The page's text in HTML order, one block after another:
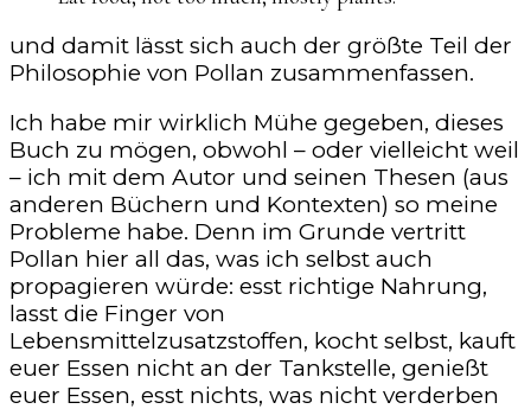
und damit lässt sich auch der größte Teil der
Philosophie von Pollan zusammenfassen.
Ich habe mir wirklich Mühe gegeben, dieses
Buch zu mögen, obwohl – oder vielleicht weil
– ich mit dem Autor und seinen Thesen (aus
anderen Büchern und Kontexten) so meine
Probleme habe. Denn im Grunde vertritt
Pollan hier all das, was ich selbst auch
propagieren würde: esst richtige Nahrung,
lasst die Finger von
Lebensmittelzusatzstoffen, kocht selbst, kauft
euer Essen nicht an der Tankstelle, genießt
euer Essen, esst nichts, was nicht verderben